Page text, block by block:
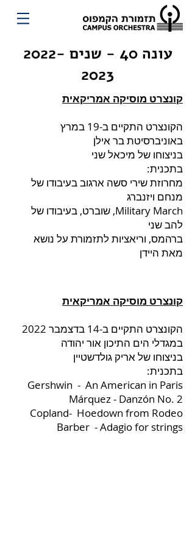
עונה 40 - שנים
2022-
2023
קונצרט מוסיקה אמריקאית
הקונצרט התקיים ב-19 במרץ
באוניברסיטת בר אילן
בניצוחו של מיכאל שני
בתכנית:
מחרוזת שירי סשה ארגוב בעיבודו של
מנחם ויזנברג
Military March, שוברט, בעיבודו של
להב שני
ברהמס, וריאציות לתזמורת על נושא
מאת היידן
קונצרט מוסיקה אמריקאית
הקונצרט התקיים ב-14 בדצמבר 2022
במגדלי הים התיכון אור יהודה
בניצוחו של אריק גולדשטיין
בתכנית:
Gershwin - An American in Paris
Márquez - Danzón No. 2
Copland- Hoedown from Rodeo
Barber - Adagio for strings